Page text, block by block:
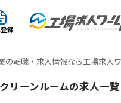
録
の転職・求人情報なら工場求人
リーンルームの求人一覧